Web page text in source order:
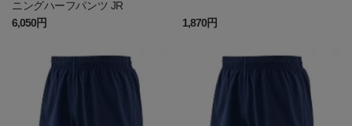
ニングハーフパンツ JR
6,050円
1,870円